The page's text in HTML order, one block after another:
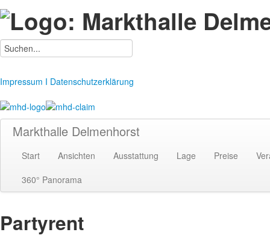
Impressum I Datenschutzerklärung
Markthalle Delmenhorst
Start Ansichten Ausstattung Lage Preise
360° Panorama
Partyrent